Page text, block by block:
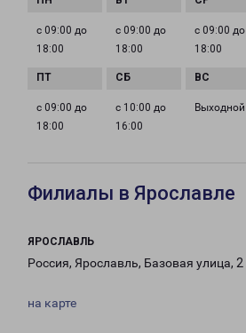
с 09:00 до
18:00
с 09:00 до
18:00
с 09:00 до
18:00
с 09:00 до
18:00
с 10:00 до
16:00
Выходной
Филиалы в Ярославле
ЯРОСЛАВЛЬ
Россия, Ярославль, Базовая улица, 2
на карте